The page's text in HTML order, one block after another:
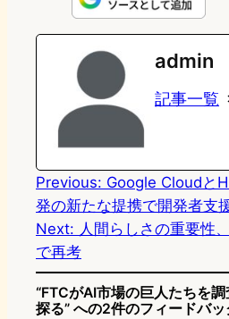
e
t
o
d
n
e
s
k
admin
記事一覧
Previous: Google Cloudと
発の新たな提携で開発者支
Next: 人間らしさの重要性
で再考
“FTCがAI市場の巨人たちを
探る” への2件のフィードバッ